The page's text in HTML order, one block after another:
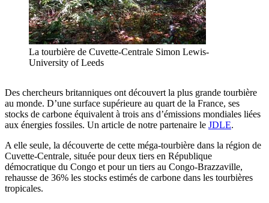
La tourbière de Cuvette-Centrale Simon Lewis-
University of Leeds
Des chercheurs britanniques ont découvert la plus grande tourbière
au monde. D’une surface supérieure au quart de la France, ses
stocks de carbone équivalent à trois ans d’émissions mondiales liées
aux énergies fossiles. Un article de notre partenaire le JDLE.
A elle seule, la découverte de cette méga-tourbière dans la région de
Cuvette-Centrale, située pour deux tiers en République
démocratique du Congo et pour un tiers au Congo-Brazzaville,
rehausse de 36% les stocks estimés de carbone dans les tourbières
tropicales.